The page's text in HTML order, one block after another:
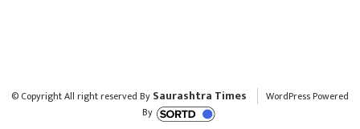
© Copyright All right reserved By Saurashtra Times
WordPress Powered
By